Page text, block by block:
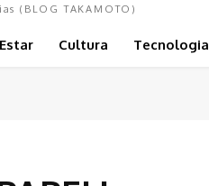
(BLOG TAKAMOTO)
Cultura Tecnologia